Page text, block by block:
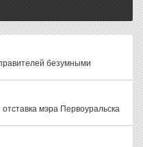
безумными
мэра Первоуральска